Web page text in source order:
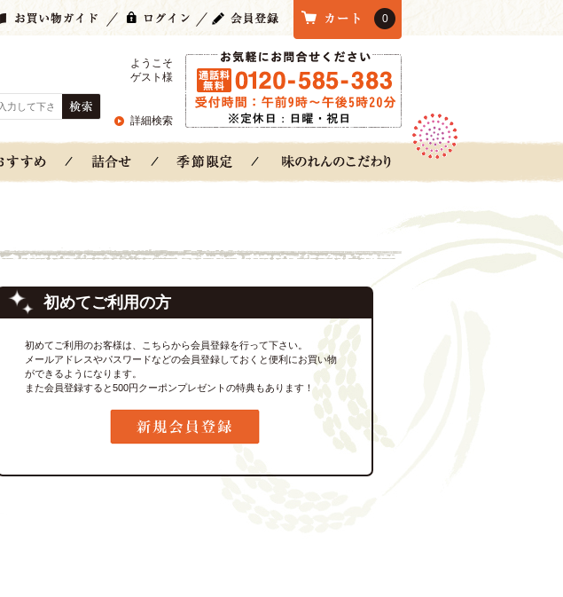
0
ようこそ
ゲスト様
詳細検索
初めてご利用の方
初めてご利用のお客様は、こちらから会員登録を行って下さい。
メールアドレスやパスワードなどの会員登録しておくと便利にお買い物
ができるようになります。
また会員登録すると500円クーポンプレゼントの特典もあります！